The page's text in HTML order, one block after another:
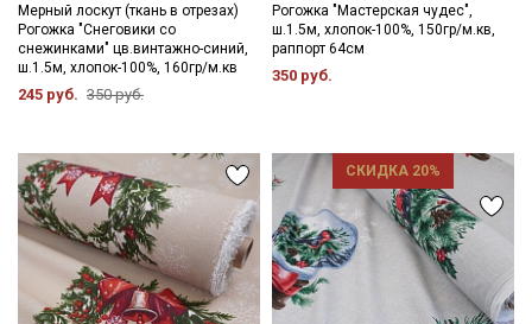
Мерный лоскут (ткань в отрезах)
Рогожка "Снеговики со
снежинками" цв.винтажно-синий,
ш.1.5м, хлопок-100%, 160гр/м.кв
245 руб. 350 руб.
Рогожка "Мастерская чудес",
ш.1.5м, хлопок-100%, 150гр/м.кв,
раппорт 64см
350 руб.
СКИДКА 20%